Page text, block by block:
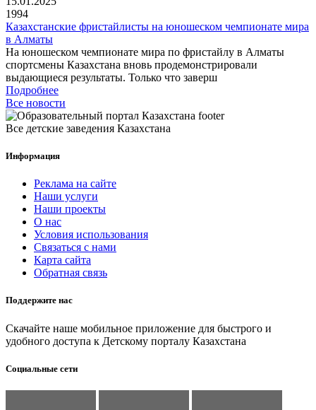
1994
Казахстанские фристайлисты на юношеском чемпионате мира
в Алматы
На юношеском чемпионате мира по фристайлу в Алматы
спортсмены Казахстана вновь продемонстрировали
выдающиеся результаты. Только что заверш
Подробнее
Все новости
Все детские заведения Казахстана
Информация
Реклама на сайте
Наши услуги
Наши проекты
О нас
Условия использования
Связаться с нами
Карта сайта
Обратная связь
Поддержите нас
Скачайте наше мобильное приложение для быстрого и
удобного доступа к Детскому порталу Казахстана
Социальные сети